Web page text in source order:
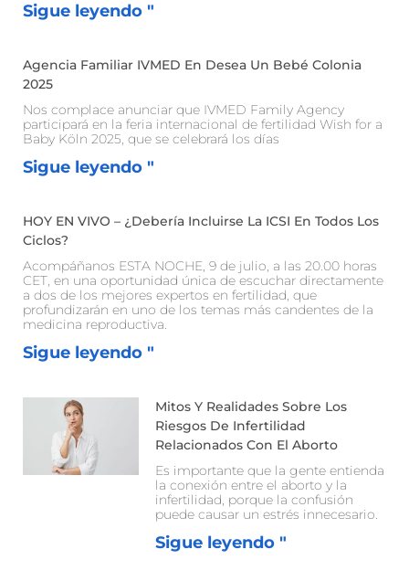
Sigue leyendo "
Agencia Familiar IVMED En Desea Un Bebé Colonia
2025
Nos complace anunciar que IVMED Family Agency
participará en la feria internacional de fertilidad Wish for a
Baby Köln 2025, que se celebrará los días
Sigue leyendo "
HOY EN VIVO – ¿Debería Incluirse La ICSI En Todos Los
Ciclos?
Acompáñanos ESTA NOCHE, 9 de julio, a las 20.00 horas
CET, en una oportunidad única de escuchar directamente
a dos de los mejores expertos en fertilidad, que
profundizarán en uno de los temas más candentes de la
medicina reproductiva.
Sigue leyendo "
Mitos Y Realidades Sobre Los
Riesgos De Infertilidad
Relacionados Con El Aborto
Es importante que la gente entienda
la conexión entre el aborto y la
infertilidad, porque la confusión
puede causar un estrés innecesario.
Sigue leyendo "